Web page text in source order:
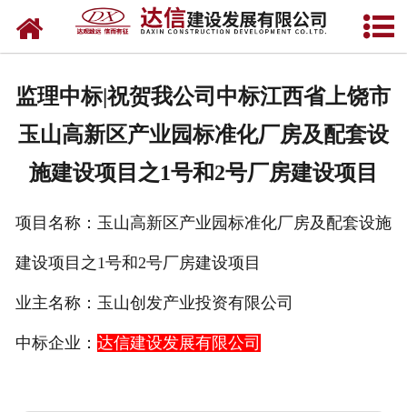
网站首页
招标信息
企业文化
监理中标|祝贺我公司中标江西省上饶市
玉山高新区产业园标准化厂房及配套设
施建设项目之1号和2号厂房建设项目
项目名称：玉山高新区产业园标准化厂房及配套设施
建设项目之1号和2号厂房建设项目
业主名称：玉山创发产业投资有限公司
中标企业： 达信建设发展有限公司